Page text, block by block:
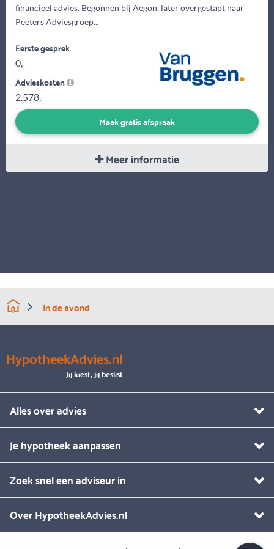
financieel advies. Begonnen bij Aegon, later overgestapt naar
Peeters Adviesgroep...
Eerste gesprek
0,-
Advieskosten
2.578,-
Maak gratis afspraak
Meer informatie
In de avond
HypotheekAdvies.nl
Jij kiest, jij beslist
Alles over advies
Je hypotheek aanpassen
Zoek snel een adviseur in
Over HypotheekAdvies.nl